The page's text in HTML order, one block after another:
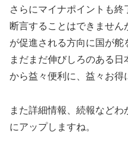
さらにマイナポイントも
断言することはできませ
が促進される方向に国が舵
まだまだ伸びしろのある
から益々便利に、益々お得
また詳細情報、続報などわ
にアップしますね。